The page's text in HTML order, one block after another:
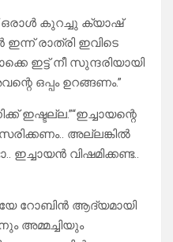
ഒരാൾ കുറച്ചു ക്യാഷ്
രാത്രി ഇവിടെ
ഇട്ട് നീ സുന്ദരിയായി
ഒപ്പം ഉറങ്ങണം.”
ഇഷ്ടല്ല.”“ഇച്ചായന്റെ
അല്ലങ്കിൽ
ഇച്ചായൻ വിഷമിക്കണ്ട..
റോബിൻ ആദ്യമായി
അമ്മച്ചിയും